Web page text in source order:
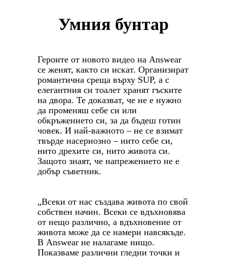
Умния бунтар
Героите от новото видео на Answear
се женят, както си искат. Организират
романтична среща върху SUP, а с
елегантния си тоалет хранят гъските
на двора. Те доказват, че не е нужно
да променяш себе си или
обкръжението си, за да бъдеш готин
човек. И най-важното – не се взимат
твърде насериозно – нито себе си,
нито дрехите си, нито живота си.
Защото знаят, че напрежението не е
добър съветник.
„Всеки от нас създава живота по свой
собствен начин. Всеки се вдъхновява
от нещо различно, а вдъхновение от
живота може да се намери навсякъде.
В Answear не налагаме нищо.
Показваме различни гледни точки и